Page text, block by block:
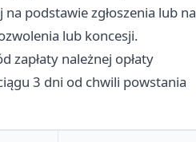
podstawie zgłoszenia lub na
lub koncesji.
zapłaty należnej opłaty
3 dni od chwili powstania